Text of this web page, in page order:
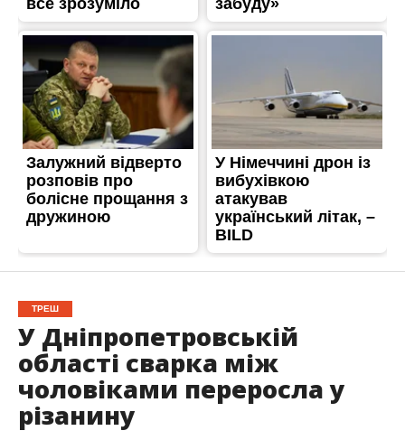
ТРЕШ
У Дніпропетровській
області сварка між
чоловіками переросла у
різанину